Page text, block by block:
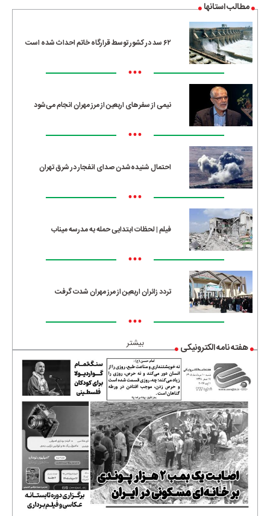
مطالب استانها
۶۲ سد در کشور توسط قرارگاه خاتم احداث شده است
•••
نیمی از سفرهای اربعین از مرز مهران انجام می‌شود
•••
احتمال شنیده‌شدن صدای انفجار در شرق تهران
•••
فیلم | لحظات ابتدایی حمله به مدرسه میناب
•••
تردد زائران اربعین از مرز مهران شدت گرفت
•••
بیشتر هفته نامه الکترونیکی